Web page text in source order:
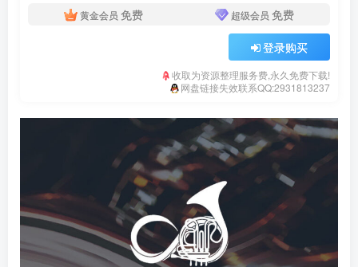
黄金会员 免费 超级会员 免费
登录购买
收取为资源整理服务费,永久免费下载!
网盘链接失效联系QQ:2931813237